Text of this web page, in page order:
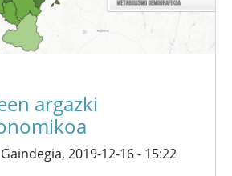
argazki
Gaindegia, 2019-12-16 - 15:22